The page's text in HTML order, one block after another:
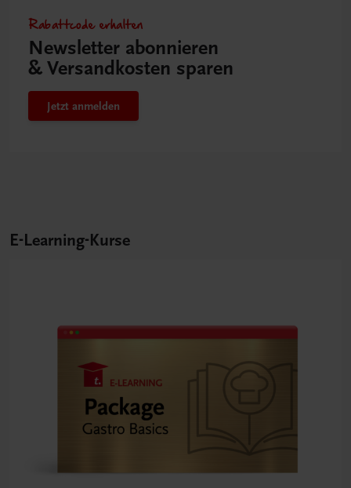
Rabattcode erhalten
Newsletter abonnieren
& Versandkosten sparen
Jetzt anmelden
E-Learning-Kurse